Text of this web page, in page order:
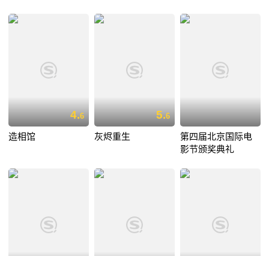
4.6
造相馆
5.6
灰烬重生
第四届北京国际电
影节颁奖典礼